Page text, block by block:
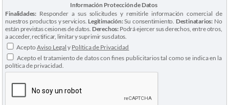
Información Protección de Datos
Finalidades: Responder a sus solicitudes y remitirle información comercial de
nuestros productos y servicios. Legitimación:Su consentimiento. Destinatarios:No
están previstas cesiones de datos. Derechos: Podrá ejercer sus derechos, entre otros,
a acceder, rectificar, limitar y suprimir sus datos.
AceptoAviso Legal y Política de Privacidad
Acepto el tratamiento de datos con fines publicitarios tal como se indica en la
política de privacidad.